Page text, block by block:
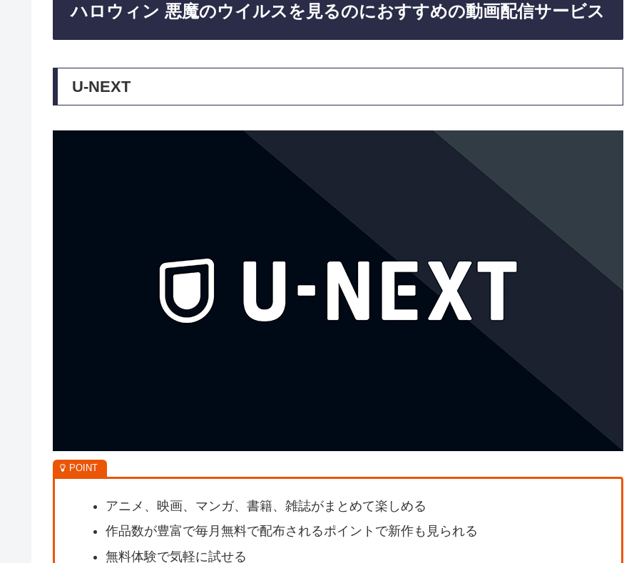
ハロウィン 悪魔のウイルスを見るのにおすすめの動画配信サービス
U-NEXT
アニメ、映画、マンガ、書籍、雑誌がまとめて楽しめる
作品数が豊富で毎月無料で配布されるポイントで新作も見られる
無料体験で気軽に試せる